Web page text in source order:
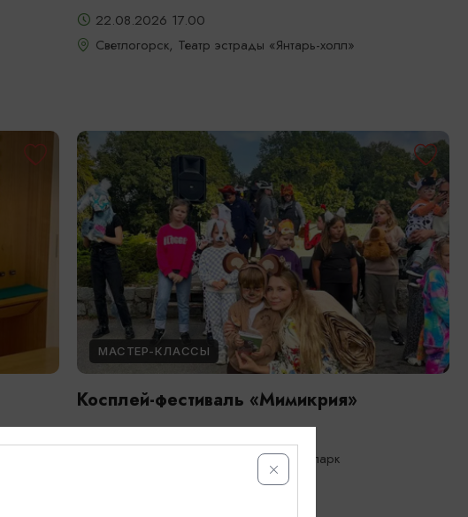
22.08.2026 17.00
Светлогорск, Театр эстрады «Янтарь-холл»
МАСТЕР-КЛАССЫ
Косплей-фестиваль «Мимикрия»
Калининград, Калининградский зоопарк